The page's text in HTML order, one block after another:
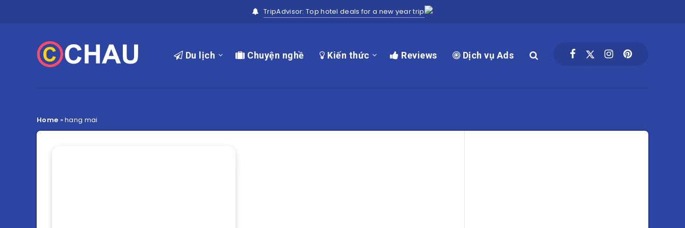
TripAdvisor: Top hotel deals for a new year trip
Du lịch Chuyện nghề Kiến thức Reviews Dịch vụ Ads
Home »hang mai